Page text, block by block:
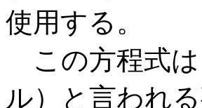
使用する。
この方程式は
ル）と言われ